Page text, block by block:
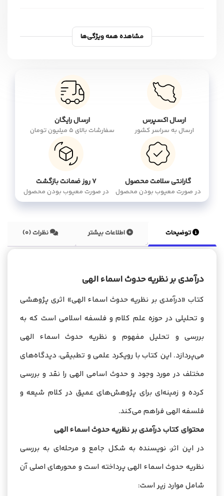
مشاهده همه ویژگی‌ها
ارسال اکسپرس
ارسال به سراسر کشور
ارسال رایگان
سفارشات بالای 5 میلیون تومان
گارانتی سلامت محصول
در صورت معیوب بودن محصول
۷ روز ضمانت بازگشت
در صورت معیوب بودن محصول
توضیحات اطلاعات بیشتر نظرات (0)
درآمدی بر نظریهحدوث اسماء الهی
کتاب «درآمدی بر نظریه حدوث اسماء الهی» اثری پژوهشی
و تحلیلی در حوزه علم کلام و فلسفه اسلامی است که به
بررسی و تحلیل مفهوم و نظریه حدوث اسماء الهی
می‌پردازد. این کتاب با رویکرد علمی و تطبیقی، دیدگاه‌های
مختلف در مورد وجود و حدوث اسامی الهی را نقد و بررسی
کرده و زمینه‌ای برای پژوهش‌های عمیق در کلام شیعه و
فلسفه الهی فراهم می‌کند.
محتوای کتاب درآمدی بر نظریه حدوث اسماء الهی
در این اثر، نویسنده به شکل جامع و مرحله‌ای به بررسی
نظریه حدوث اسماء الهی پرداخته است و محورهای اصلی آن
شامل موارد زیر است: